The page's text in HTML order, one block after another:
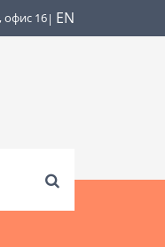
офис 16| EN